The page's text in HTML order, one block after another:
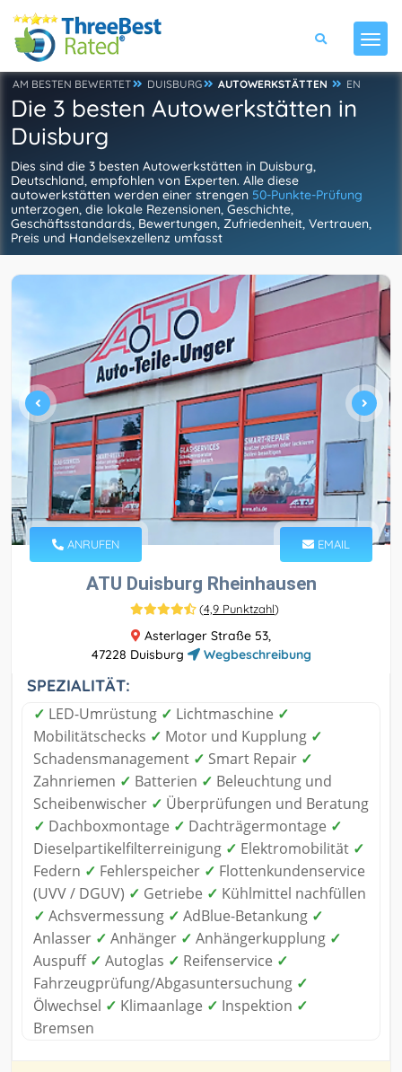
AM BESTEN BEWERTET DUISBURG AUTOWERKSTÄTTEN EN
Die 3 besten Autowerkstätten in
Duisburg
Dies sind die 3 besten Autowerkstätten in Duisburg,
Deutschland, empfohlen von Experten. Alle diese
autowerkstätten werden einer strengen 50-Punkte-Prüfung
unterzogen, die lokale Rezensionen, Geschichte,
Geschäftsstandards, Bewertungen, Zufriedenheit, Vertrauen,
Preis und Handelsexzellenz umfasst
ANRUFEN EMAIL
ATU Duisburg Rheinhausen
(4,9 Punktzahl)
Asterlager Straße 53,
47228 Duisburg
Wegbeschreibung
SPEZIALITÄT:
✓ LED-Umrüstung ✓ Lichtmaschine ✓
Mobilitätschecks ✓ Motor und Kupplung ✓
Schadensmanagement ✓ Smart Repair ✓
Zahnriemen ✓ Batterien ✓ Beleuchtung und
Scheibenwischer ✓ Überprüfungen und Beratung
✓ Dachboxmontage ✓ Dachträgermontage ✓
Dieselpartikelfilterreinigung ✓ Elektromobilität ✓
Federn ✓ Fehlerspeicher ✓ Flottenkundenservice
(UVV / DGUV) ✓ Getriebe ✓ Kühlmittel nachfüllen
✓ Achsvermessung ✓ AdBlue-Betankung ✓
Anlasser ✓ Anhänger ✓ Anhängerkupplung ✓
Auspuff ✓ Autoglas ✓ Reifenservice ✓
Fahrzeugprüfung/Abgasuntersuchung ✓
Ölwechsel ✓ Klimaanlage ✓ Inspektion ✓
Bremsen